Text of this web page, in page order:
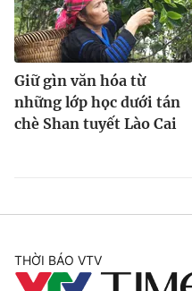
Giữ gìn văn hóa từ
những lớp học dưới tán
chè Shan tuyết Lào Cai
THỜI BÁO VTV